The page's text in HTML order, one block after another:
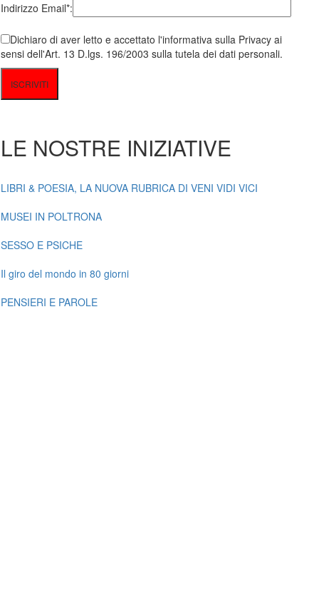
Indirizzo Email*:
Dichiaro di aver letto e accettato l'informativa sulla Privacy ai
sensi dell'Art. 13 D.lgs. 196/2003 sulla tutela dei dati personali.
LE NOSTRE INIZIATIVE
LIBRI & POESIA, LA NUOVA RUBRICA DI VENI VIDI VICI
MUSEI IN POLTRONA
SESSO E PSICHE
Il giro del mondo in 80 giorni
PENSIERI E PAROLE